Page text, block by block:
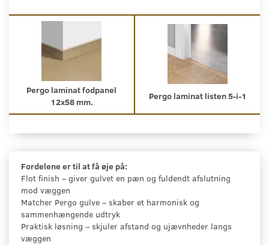
Pergo laminat fodpanel
12x58 mm.
Pergo laminat listen 5-i-1
Fordelene er til at få øje på:
Flot finish – giver gulvet en pæn og fuldendt afslutning
mod væggen
Matcher Pergo gulve – skaber et harmonisk og
sammenhængende udtryk
Praktisk løsning – skjuler afstand og ujævnheder langs
væggen